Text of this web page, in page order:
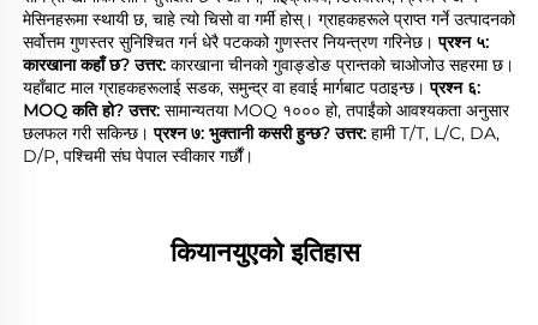
मेसिनहरूमा स्थायी छ, चाहे त्यो चिसो वा गर्मी होस्। ग्राहकहरूले प्राप्त गर्ने उत्पादनको
सर्वोत्तम गुणस्तर सुनिश्चित गर्न धेरै पटकको गुणस्तर नियन्त्रण गरिनेछ। प्रश्न ५:
कारखाना कहाँ छ? उत्तर: कारखाना चीनको गुवाङ्डोङ प्रान्तको चाओजोउ सहरमा छ।
यहाँबाट माल ग्राहकहरूलाई सडक, समुन्द्र वा हवाई मार्गबाट पठाइन्छ। प्रश्न ६:
MOQ कति हो? उत्तर: सामान्यतया MOQ १००० हो, तपाईंको आवश्यकता अनुसार
छलफल गरी सकिन्छ। प्रश्न ७: भुक्तानी कसरी हुन्छ? उत्तर: हामी T/T, L/C, DA,
D/P, पश्चिमी संघ पेपाल स्वीकार गर्छौं।
कियानयुएको इतिहास